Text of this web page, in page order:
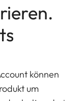
können
um